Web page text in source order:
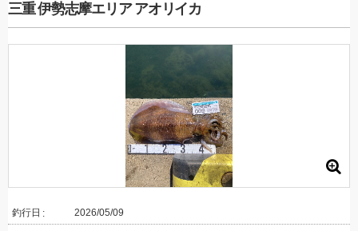
三重 伊勢志摩エリア アオリイカ
釣行日 2026/05/09